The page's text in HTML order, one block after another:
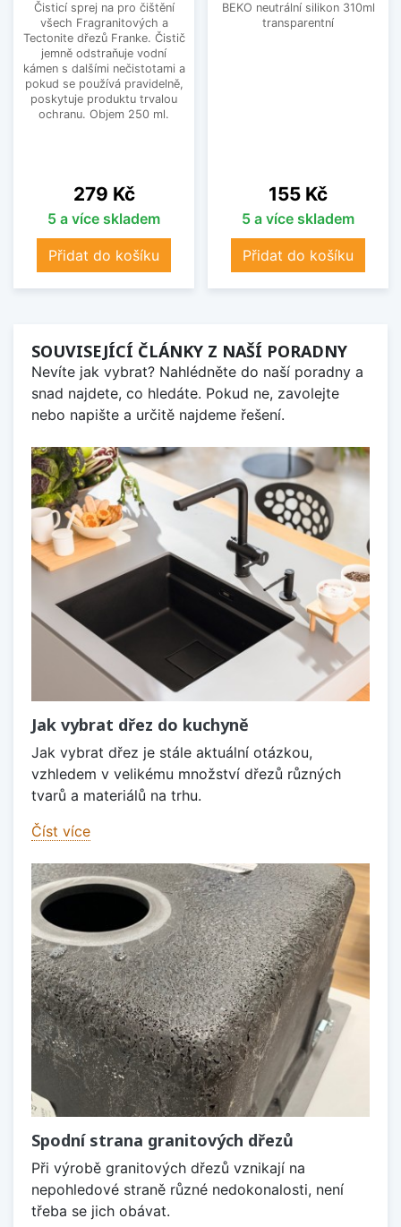
Čisticí sprej na pro čištění
všech Fragranitových a
Tectonite dřezů Franke. Čistič
jemně odstraňuje vodní
kámen s dalšími nečistotami a
pokud se používá pravidelně,
poskytuje produktu trvalou
ochranu. Objem 250 ml.
Cena
279 Kč
5 a více skladem
Přidat do košíku
BEKO neutrální silikon 310ml
transparentní
Cena
155 Kč
5 a více skladem
Přidat do košíku
SOUVISEJÍCÍ ČLÁNKY Z NAŠÍ PORADNY
Nevíte jak vybrat? Nahlédněte do naší poradny a
snad najdete, co hledáte. Pokud ne, zavolejte
nebo napište a určitě najdeme řešení.
Jak vybrat dřez do kuchyně
Jak vybrat dřez je stále aktuální otázkou,
vzhledem v velikému množství dřezů různých
tvarů a materiálů na trhu.
Číst více
Spodní strana granitových dřezů
Při výrobě granitových dřezů vznikají na
nepohledové straně různé nedokonalosti, není
třeba se jich obávat.